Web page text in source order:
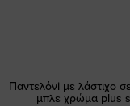
Παντελόνi με λάστιχο
μπλε χρώμα plus